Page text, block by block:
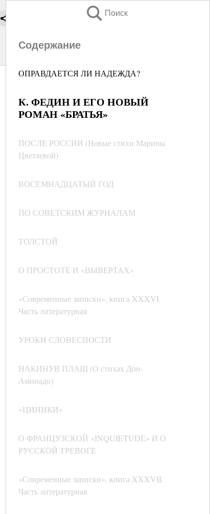
Поиск
Содержание
ОПРАВДАЕТСЯ ЛИ НАДЕЖДА?
К. ФЕДИН И ЕГО НОВЫЙ
РОМАН «БРАТЬЯ»
ПОСЛЕ РОССИИ (Новые стихи Марины
Цветаевой)
ВОСЕМНАДЦАТЫЙ ГОД
ПО СОВЕТСКИМ ЖУРНАЛАМ
ТОЛСТОЙ
О ПРОСТОТЕ И «ВЫВЕРТАХ»
«Современные записки», книга XXXVI.
Часть литературная
УРОКИ СЛОВЕСНОСТИ
НАКИНУВ ПЛАЩ (О стихах Дон-
Аминадо)
«ЦИНИКИ»
О ФРАНЦУЗСКОЙ «INQUIETUDE» И О
РУССКОЙ ТРЕВОГЕ
«Современные записки», книга XXXVII.
Часть литературная